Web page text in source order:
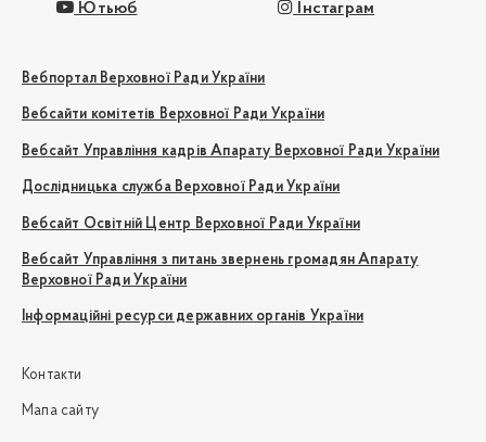
Ютьюб Інстаграм
Вебпортал Верховної Ради України
Вебсайти комітетів Верховної Ради України
Вебсайт Управління кадрів Апарату Верховної Ради України
Дослідницька служба Верховної Ради України
Вебсайт Освітній Центр Верховної Ради України
Вебсайт Управління з питань звернень громадян Апарату
Верховної Ради України
Інформаційні ресурси державних органів України
Контакти
Мапа сайту